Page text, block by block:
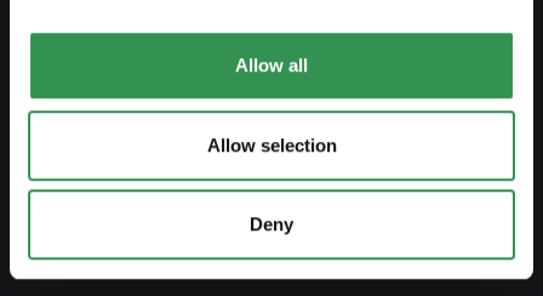
Allow all
Allow selection
Deny
Costituire una succursale
MODIFICARE